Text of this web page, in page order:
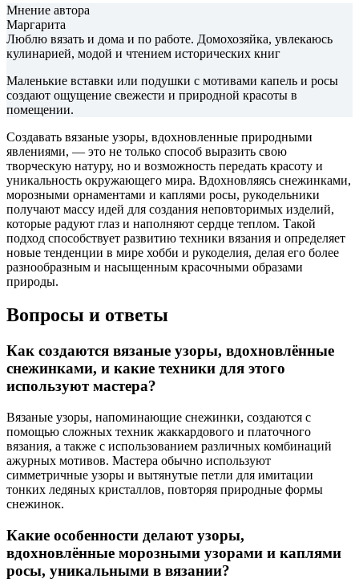
Мнение автора
Маргарита
Люблю вязать и дома и по работе. Домохозяйка, увлекаюсь
кулинарией, модой и чтением исторических книг
Маленькие вставки или подушки с мотивами капель и росы
создают ощущение свежести и природной красоты в
помещении.
Создавать вязаные узоры, вдохновленные природными
явлениями, — это не только способ выразить свою
творческую натуру, но и возможность передать красоту и
уникальность окружающего мира. Вдохновляясь снежинками,
морозными орнаментами и каплями росы, рукодельники
получают массу идей для создания неповторимых изделий,
которые радуют глаз и наполняют сердце теплом. Такой
подход способствует развитию техники вязания и определяет
новые тенденции в мире хобби и рукоделия, делая его более
разнообразным и насыщенным красочными образами
природы.
Вопросы и ответы
Как создаются вязаные узоры, вдохновлённые
снежинками, и какие техники для этого
используют мастера?
Вязаные узоры, напоминающие снежинки, создаются с
помощью сложных техник жаккардового и платочного
вязания, а также с использованием различных комбинаций
ажурных мотивов. Мастера обычно используют
симметричные узоры и вытянутые петли для имитации
тонких ледяных кристаллов, повторяя природные формы
снежинок.
Какие особенности делают узоры,
вдохновлённые морозными узорами и каплями
росы, уникальными в вязании?